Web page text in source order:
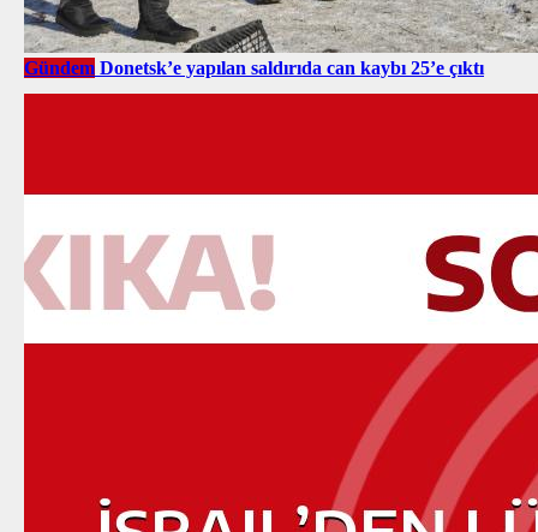
Gündem Donetsk’e yapılan saldırıda can kaybı 25’e çıktı